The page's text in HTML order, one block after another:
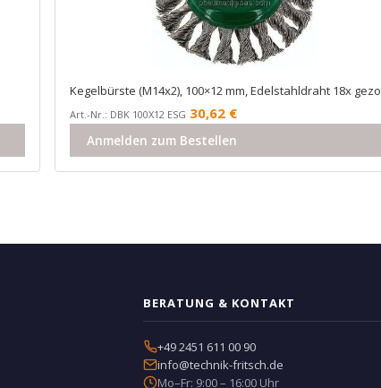
Kegelbürste (M14x2), 100×12 mm, Edelstahldraht 18x
Art.-Nr.: DBK 100X12 ESG 30,62 €
Anmelden zum Bestellen
BERATUNG & KONTAKT
+49 2451 611 00 90
info@technik-fritsch.de
Mo–Fr: 9:00 – 16:00 Uhr